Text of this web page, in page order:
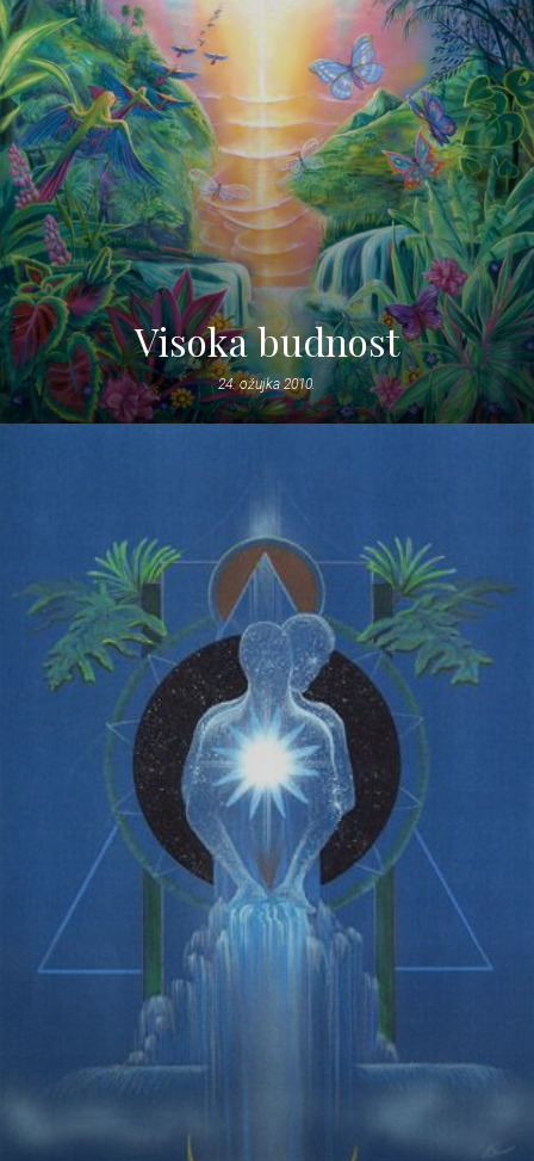
Visoka budnost
24. ožujka 2010.